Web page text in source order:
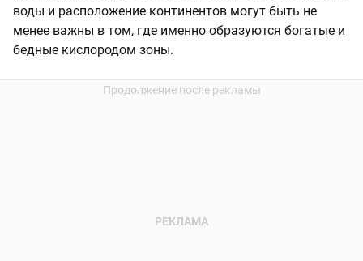
воды и расположение континентов могут быть не
менее важны в том, где именно образуются богатые и
бедные кислородом зоны.